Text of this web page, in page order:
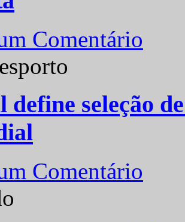
Comentário
define seleção
Comentário